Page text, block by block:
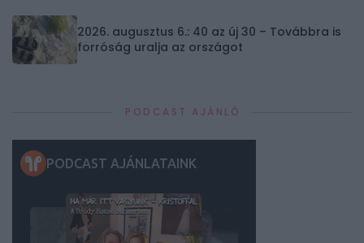
2026. augusztus 6.: 40 az új 30 – Továbbra is
forróság uralja az országot
PODCAST AJÁNLÓ